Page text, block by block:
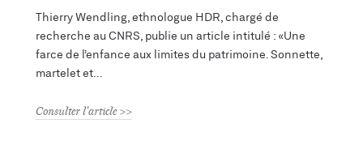
Thierry Wendling, ethnologue HDR, chargé de
recherche au CNRS, publie un article intitulé : «Une
farce de l’enfance aux limites du patrimoine. Sonnette,
martelet et
Consulter l'article